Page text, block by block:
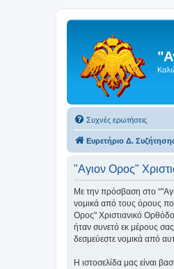
Συχνές ερωτήσεις
Ευρετήριο Δ.
"Αγιον Ορος"
Με την πρόσβαση στο
νομικά από τους όρους
Ορος" Χριστιανικό
ήταν συνετό εκ μέρους
δεσμεύεστε νομικά από
Η ιστοσελίδα μας είναι